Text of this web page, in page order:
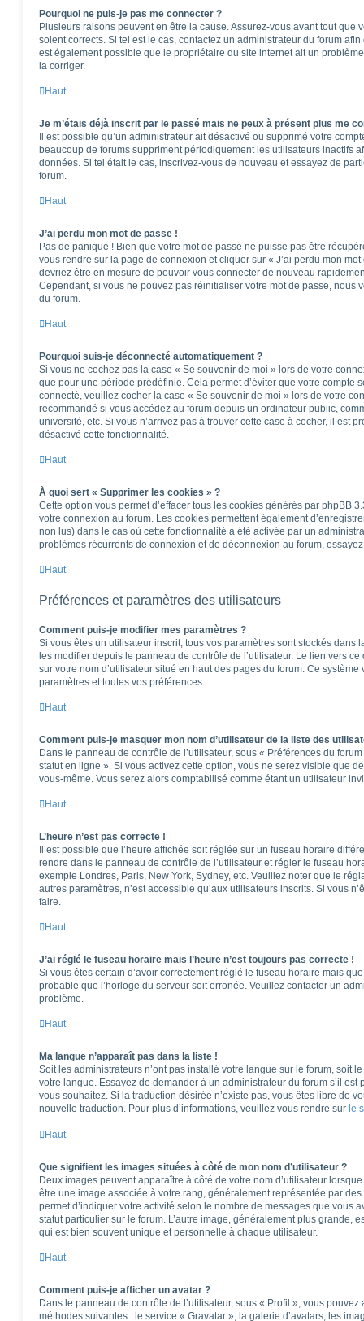
Pourquoi ne puis-je pas me connecter ?
Plusieurs raisons peuvent en être la cause. Assurez-vous avant tout que
soient corrects. Si tel est le cas, contactez un administrateur du forum
est également possible que le propriétaire du site internet ait un
la corriger.
Haut
Je m’étais déjà inscrit par le passé mais ne peux à présent plus me
Il est possible qu’un administrateur ait désactivé ou supprimé votre
beaucoup de forums suppriment périodiquement les utilisateurs inactifs
données. Si tel était le cas, inscrivez-vous de nouveau et essayez de
forum.
Haut
J’ai perdu mon mot de passe !
Pas de panique ! Bien que votre mot de passe ne puisse pas être
vous rendre sur la page de connexion et cliquer sur « J’ai perdu mon
devriez être en mesure de pouvoir vous connecter de nouveau
Cependant, si vous ne pouvez pas réinitialiser votre mot de passe, nous
du forum.
Haut
Pourquoi suis-je déconnecté automatiquement ?
Si vous ne cochez pas la case « Se souvenir de moi » lors de votre
que pour une période prédéfinie. Cela permet d’éviter que votre compte
connecté, veuillez cocher la case « Se souvenir de moi » lors de votre
recommandé si vous accédez au forum depuis un ordinateur public,
université, etc. Si vous n’arrivez pas à trouver cette case à cocher, il est
désactivé cette fonctionnalité.
Haut
À quoi sert « Supprimer les cookies » ?
Cette option vous permet d’effacer tous les cookies générés par phpBB
votre connexion au forum. Les cookies permettent également
non lus) dans le cas où cette fonctionnalité a été activée par un
problèmes récurrents de connexion et de déconnexion au forum,
Haut
Préférences et paramètres des utilisateurs
Comment puis-je modifier mes paramètres ?
Si vous êtes un utilisateur inscrit, tous vos paramètres sont stockés dans
les modifier depuis le panneau de contrôle de l’utilisateur. Le lien vers
sur votre nom d’utilisateur situé en haut des pages du forum. Ce
paramètres et toutes vos préférences.
Haut
Comment puis-je masquer mon nom d’utilisateur de la liste des
Dans le panneau de contrôle de l’utilisateur, sous « Préférences du
statut en ligne ». Si vous activez cette option, vous ne serez visible que
vous-même. Vous serez alors comptabilisé comme étant un utilisateur
Haut
L’heure n’est pas correcte !
Il est possible que l’heure affichée soit réglée sur un fuseau horaire
rendre dans le panneau de contrôle de l’utilisateur et régler le fuseau
exemple Londres, Paris, New York, Sydney, etc. Veuillez noter que le
autres paramètres, n’est accessible qu’aux utilisateurs inscrits. Si vous
faire.
Haut
J’ai réglé le fuseau horaire mais l’heure n’est toujours pas correcte !
Si vous êtes certain d’avoir correctement réglé le fuseau horaire mais
probable que l’horloge du serveur soit erronée. Veuillez contacter un
problème.
Haut
Ma langue n’apparaît pas dans la liste !
Soit les administrateurs n’ont pas installé votre langue sur le forum, soit
votre langue. Essayez de demander à un administrateur du forum s’il
vous souhaitez. Si la traduction désirée n’existe pas, vous êtes libre de
nouvelle traduction. Pour plus d’informations, veuillez vous rendre sur le
Haut
Que signifient les images situées à côté de mon nom d’utilisateur ?
Deux images peuvent apparaître à côté de votre nom d’utilisateur
être une image associée à votre rang, généralement représentée par
permet d’indiquer votre activité selon le nombre de messages que vous
statut particulier sur le forum. L’autre image, généralement plus grande,
qui est bien souvent unique et personnelle à chaque utilisateur.
Haut
Comment puis-je afficher un avatar ?
Dans le panneau de contrôle de l’utilisateur, sous « Profil », vous
méthodes suivantes : le service « Gravatar », la galerie d’avatars, les